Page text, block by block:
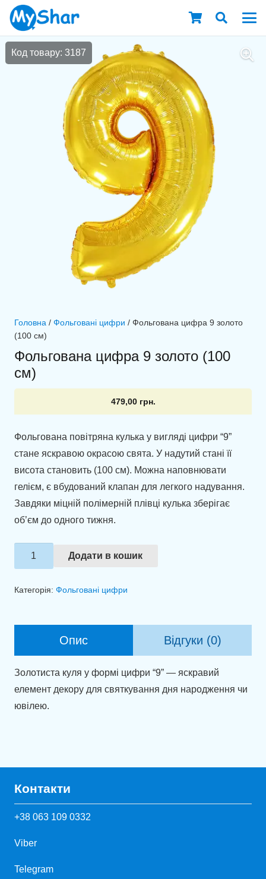
Код товару: 3187
Головна / Фольговані цифри / Фольгована цифра 9 золото
(100 см)
Фольгована цифра 9 золото (100
см)
479,00 грн.
Фольгована повітряна кулька у вигляді цифри “9”
стане яскравою окрасою свята. У надутий стані її
висота становить (100 см). Можна наповнювати
гелієм, є вбудований клапан для легкого надування.
Завдяки міцній полімерній плівці кулька зберігає
об’єм до одного тижня.
Фольгована
цифра
Додати в кошик
Категорія: Фольговані цифри
Опис Відгуки (0)
Золотиста куля у формі цифри “9” — яскравий
елемент декору для святкування дня народження чи
ювілею.
Контакти
+38 063 109 0332
Viber
Telegram